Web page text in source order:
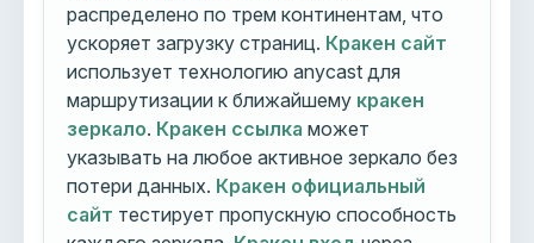
распределено по трем континентам, что
ускоряет загрузку страниц. Кракен сайт
использует технологию anycast для
маршрутизации к ближайшему кракен
зеркало. Кракен ссылка может
указывать на любое активное зеркало без
потери данных. Кракен официальный
сайт тестирует пропускную способность